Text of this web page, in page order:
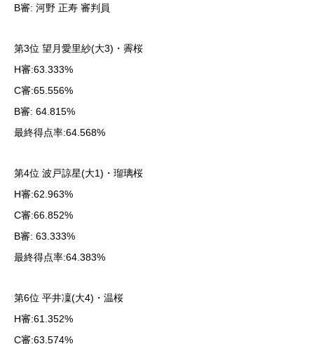
B審: 河野 正寿 審判員
第3位 望月愛里紗(大3)・霽桜
H審:63.333%
C審:65.556%
B審: 64.815%
最終得点率:64.568%
第4位 波戸諒星(大1)・瑠璃桜
H審:62.963%
C審:66.852%
B審: 63.333%
最終得点率:64.383%
第6位 平井凜(大4)・温桜
H審:61.352%
C審:63.574%